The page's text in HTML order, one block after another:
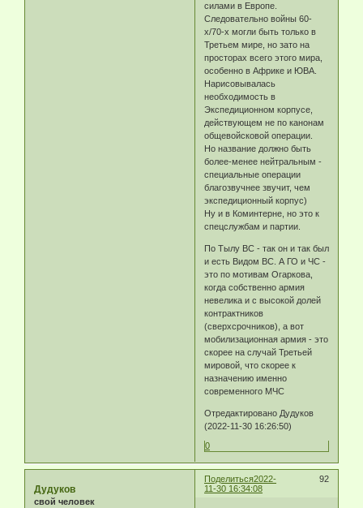
силами в Европе.
Следовательно войны 60-
х/70-х могли быть только в
Третьем мире, но зато на
просторах всего этого мира,
особенно в Африке и ЮВА.
Нарисовывалась
необходимость в
Экспедиционном корпусе,
действующем не по канонам
общевойсковой операции.
Но название должно быть
более-менее нейтральным -
специальные операции
благозвучнее звучит, чем
экспедиционный корпус)
Ну и в Коминтерне, но это к
спецслужбам и партии.
По Тылу ВС - так он и так был
и есть Видом ВС. А ГО и ЧС -
это по мотивам Огаркова,
когда собственно армия
невелика и с высокой долей
контрактников
(сверхсрочников), а вот
мобилизационная армия - это
скорее на случай Третьей
мировой, что скорее к
назначению именно
современного МЧС
Отредактировано Дудуков
(2022-11-30 16:26:50)
0
Поделиться 92
2022-
11-30 16:34:08
Дудуков
свой человек